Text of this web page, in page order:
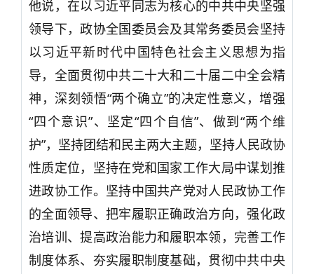
他说，在以习近平同志为核心的中共中央坚强
领导下，政协全国委员会及其常务委员会坚持
以习近平新时代中国特色社会主义思想为指
导，全面贯彻中共二十大和二十届二中全会精
神，深刻领悟“两个确立”的决定性意义，增强
“四个意识”、坚定“四个自信”、做到“两个维
护”，坚持团结和民主两大主题，坚持人民政协
性质定位，坚持在党和国家工作大局中谋划推
进政协工作。坚持中国共产党对人民政协工作
的全面领导、把牢履职正确政治方向，强化政
治培训、提高政治能力和履职本领，完善工作
制度体系、夯实履职制度基础，贯彻中共中央